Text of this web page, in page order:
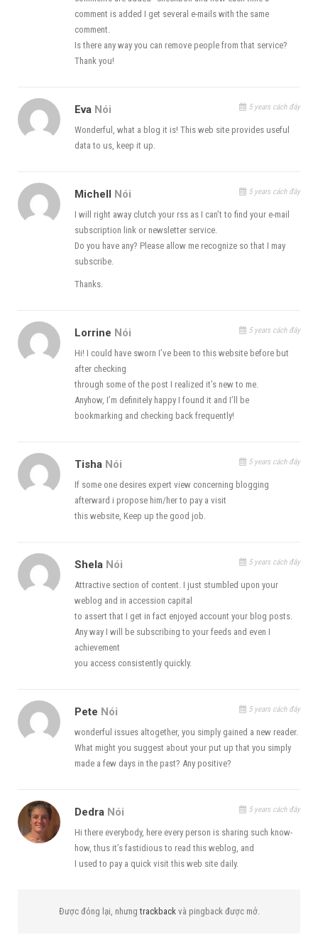
comment is added I get several e-mails with the same
comment.
Is there any way you can remove people from that service?
Thank you!
Eva Nói 5 years cách đây
Wonderful, what a blog it is! This web site provides useful
data to us, keep it up.
Michell Nói 5 years cách đây
I will right away clutch your rss as I can’t to find your e-mail
subscription link or newsletter service.
Do you have any? Please allow me recognize so that I may
subscribe.
Thanks.
Lorrine Nói 5 years cách đây
Hi! I could have sworn I’ve been to this website before but
after checking
through some of the post I realized it’s new to me.
Anyhow, I’m definitely happy I found it and I’ll be
bookmarking and checking back frequently!
Tisha Nói 5 years cách đây
If some one desires expert view concerning blogging
afterward i propose him/her to pay a visit
this website, Keep up the good job.
Shela Nói 5 years cách đây
Attractive section of content. I just stumbled upon your
weblog and in accession capital
to assert that I get in fact enjoyed account your blog posts.
Any way I will be subscribing to your feeds and even I
achievement
you access consistently quickly.
Pete Nói 5 years cách đây
wonderful issues altogether, you simply gained a new reader.
What might you suggest about your put up that you simply
made a few days in the past? Any positive?
Dedra Nói 5 years cách đây
Hi there everybody, here every person is sharing such know-
how, thus it’s fastidious to read this weblog, and
I used to pay a quick visit this web site daily.
Được đóng lại, nhưngtrackback và pingback được mở.